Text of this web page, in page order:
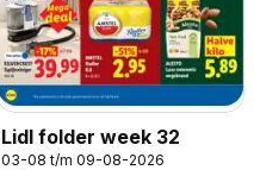
Lidl folder week 32
03-08 t/m 09-08-2026